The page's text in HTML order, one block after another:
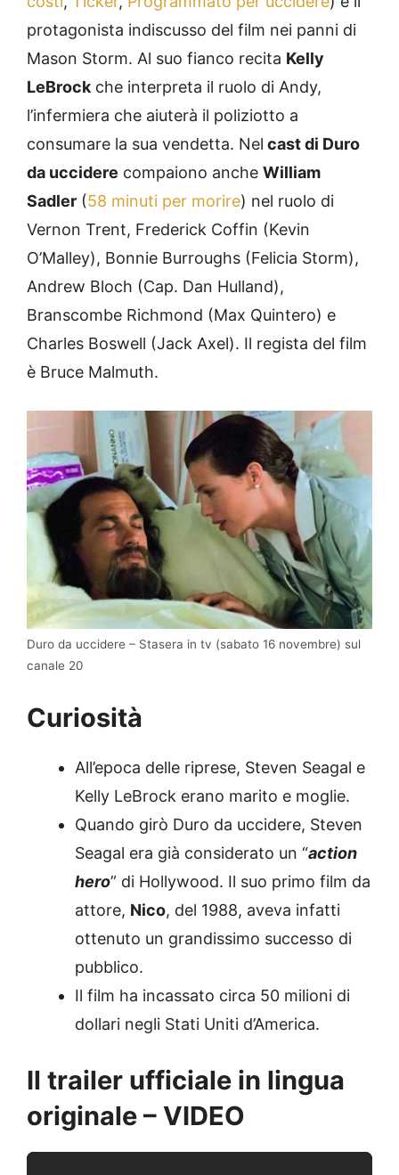
protagonista indiscusso del film nei panni di
Mason Storm. Al suo fianco recita Kelly
LeBrockche interpreta il ruolo di Andy,
l’infermiera che aiuterà il poliziotto a
consumare la sua vendetta. Nel cast di Duro
da uccidere compaiono anche William
Sadler (58 minuti per morire) nel ruolo di
Vernon Trent, Frederick Coffin (Kevin
O’Malley), Bonnie Burroughs (Felicia Storm),
Andrew Bloch (Cap. Dan Hulland),
Branscombe Richmond (Max Quintero) e
Charles Boswell (Jack Axel). Il regista del film
è Bruce Malmuth.
Duro da uccidere – Stasera in tv (sabato 16 novembre) sul
canale 20
Curiosità
All’epoca delle riprese, Steven Seagal e
Kelly LeBrock erano marito e moglie.
Quando girò Duro da uccidere, Steven
Seagal era già considerato un “action
hero” di Hollywood. Il suo primo film da
attore, Nico, del 1988, aveva infatti
ottenuto un grandissimo successo di
pubblico.
Il film ha incassato circa 50 milioni di
dollari negli Stati Uniti d’America.
Il trailer ufficiale in lingua
originale – VIDEO